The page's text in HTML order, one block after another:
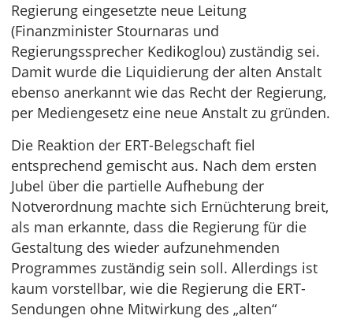
Regierung eingesetzte neue Leitung
(Finanzminister Stournaras und
Regierungssprecher Kedikoglou) zuständig sei.
Damit wurde die Liquidierung der alten Anstalt
ebenso anerkannt wie das Recht der Regierung,
per Mediengesetz eine neue Anstalt zu gründen.
Die Reaktion der ERT-Belegschaft fiel
entsprechend gemischt aus. Nach dem ersten
Jubel über die partielle Aufhebung der
Notverordnung machte sich Ernüchterung breit,
als man erkannte, dass die Regierung für die
Gestaltung des wieder aufzunehmenden
Programmes zuständig sein soll. Allerdings ist
kaum vorstellbar, wie die Regierung die ERT-
Sendungen ohne Mitwirkung des „alten“